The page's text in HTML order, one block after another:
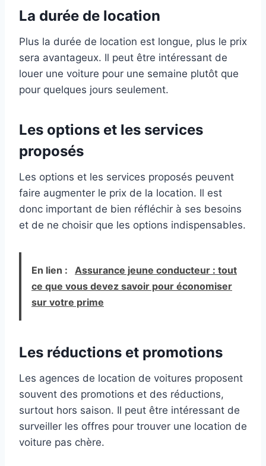
La durée de location
Plus la durée de location est longue, plus le prix
sera avantageux. Il peut être intéressant de
louer une voiture pour une semaine plutôt que
pour quelques jours seulement.
Les options et les services
proposés
Les options et les services proposés peuvent
faire augmenter le prix de la location. Il est
donc important de bien réfléchir à ses besoins
et de ne choisir que les options indispensables.
En lien :
Assurance jeune conducteur : tout
ce que vous devez savoir pour économiser
sur votre prime
Les réductions et promotions
Les agences de location de voitures proposent
souvent des promotions et des réductions,
surtout hors saison. Il peut être intéressant de
surveiller les offres pour trouver une location de
voiture pas chère.